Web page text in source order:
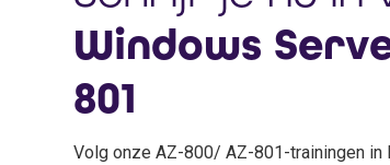
Windows
801
Volg onze AZ-800/ AZ-801-trainingen